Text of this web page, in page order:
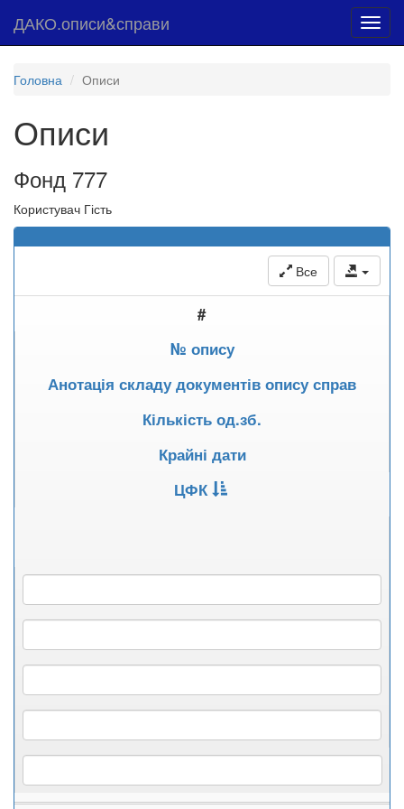
ДАКО.описи&справи
Головна Описи
Описи
Фонд 777
Користувач Гість
Все
#
№ опису
Анотація складу документів опису справ
Кількість од.зб.
Крайні дати
ЦФК